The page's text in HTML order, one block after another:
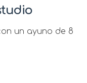
un ayuno de 8